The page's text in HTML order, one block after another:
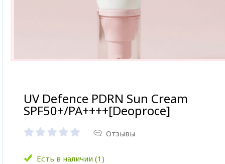
UV Defence PDRN Sun Cream
SPF50+/PA++++[Deoproce]
Отзывы
Есть в наличии (1)